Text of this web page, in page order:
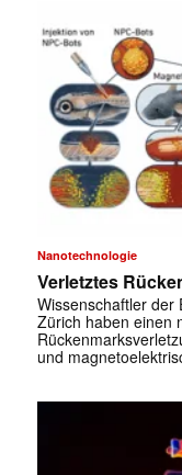
Nanotechnologie
Verletztes
Wissenschaftler der
Zürich haben einen
und